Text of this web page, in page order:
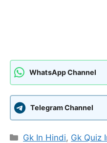
WhatsApp Channel
Telegram Channel
Categories
Gk In Hindi, Gk Quiz